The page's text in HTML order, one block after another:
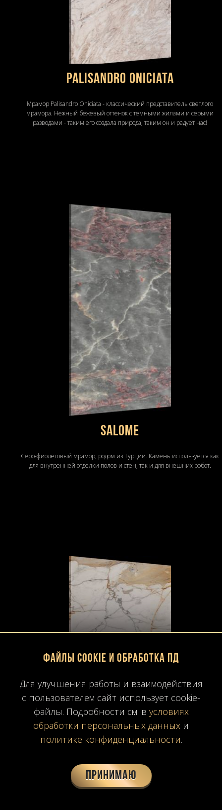
Palisandro Oniciata
Мрамор Palisandro Oniciata - классический представитель светлого
мрамора. Нежный бежевый оттенок с темными жилами и серыми
разводами - таким его создала природа, таким он и радует нас!
SALOME
Серо-фиолетовый мрамор, родом из Турции. Камень используется как
для внутренней отделки полов и стен, так и для внешних робот.
Calacatta Macchia Vecchia
Файлы Cookie и обработка ПД
Для улучшения работы и взаимодействия
с пользователем сайт использует cookie-
файлы. Подробности см. в условиях
обработки персональных данных и
политике конфиденциальности.
Принимаю